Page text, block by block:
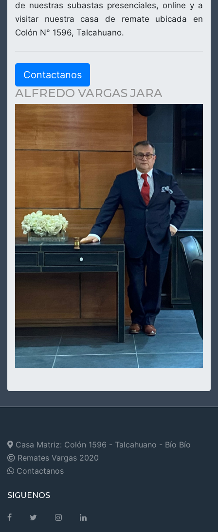
de nuestras subastas presenciales, online y a
visitar nuestra casa de remate ubicada en
Colón N° 1596, Talcahuano.
Contactanos
ALFREDO VARGAS JARA
Casa Matriz: Colón 1596 - Talcahuano - Bío Bío
Remates Vargas 2020
Contactanos
SIGUENOS